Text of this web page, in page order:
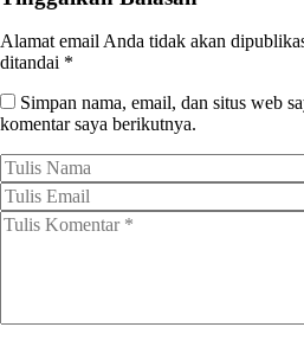
Alamat email Anda tidak akan
ditandai *
Simpan nama, email, dan situs web
komentar saya berikutnya.